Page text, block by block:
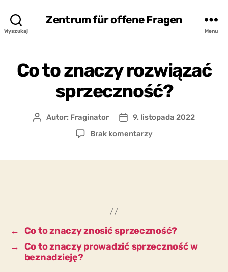
Wyszukaj
Zentrum für offene Fragen
Menu
Co to znaczy rozwiązać
sprzeczność?
AutorAutor: Fraginator
Data
wpisu
9. listopada 2022
Brak komentarzydo
← Co to znaczy znosić sprzeczność?
→ Co to znaczy prowadzić sprzeczność w
beznadzieję?